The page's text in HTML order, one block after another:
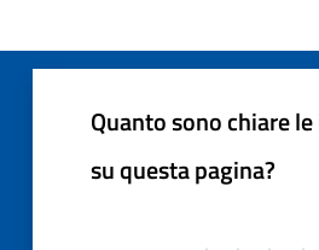
Quanto sono chiare
su questa pagina?